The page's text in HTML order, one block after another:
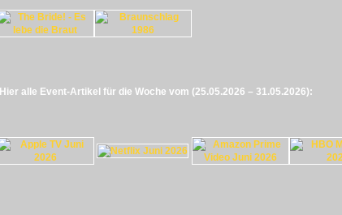
Hier alle Event-Artikel für die Woche vom (25.05.2026 – 31.05.2026):